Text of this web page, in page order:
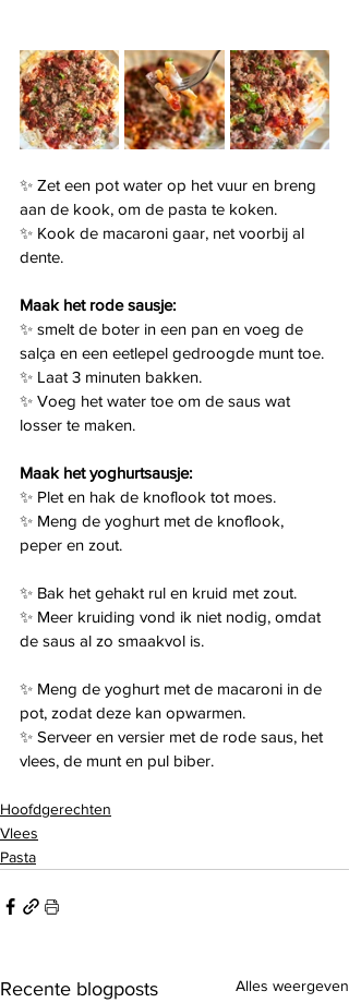
✨ Zet een pot water op het vuur en breng
aan de kook, om de pasta te koken.
✨ Kook de macaroni gaar, net voorbij al
dente.
Maak het rode sausje:
✨ smelt de boter in een pan en voeg de
salça en een eetlepel gedroogde munt toe.
✨ Laat 3 minuten bakken.
✨ Voeg het water toe om de saus wat
losser te maken.
Maak het yoghurtsausje:
✨ Plet en hak de knoflook tot moes.
✨ Meng de yoghurt met de knoflook,
peper en zout.
✨ Bak het gehakt rul en kruid met zout.
✨ Meer kruiding vond ik niet nodig, omdat
de saus al zo smaakvol is.
✨ Meng de yoghurt met de macaroni in de
pot, zodat deze kan opwarmen.
✨ Serveer en versier met de rode saus, het
vlees, de munt en pul biber.
Hoofdgerechten
Vlees
Pasta
Recente blogposts Alles weergeven